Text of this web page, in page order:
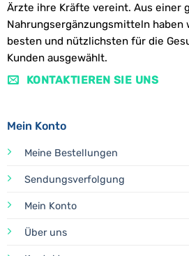
Ärzte ihre Kräfte vereint. Aus einer
Nahrungsergänzungsmitteln haben
besten und nützlichsten für die
Kunden ausgewählt.
KONTAKTIEREN SIE UNS
Mein Konto
Meine Bestellungen
Sendungsverfolgung
Mein Konto
Über uns